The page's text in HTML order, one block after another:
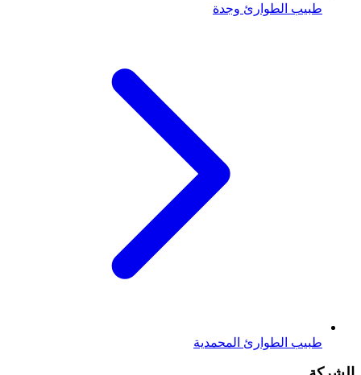
طبيب الطوارئ وجدة
طبيب الطوارئ المحمدية